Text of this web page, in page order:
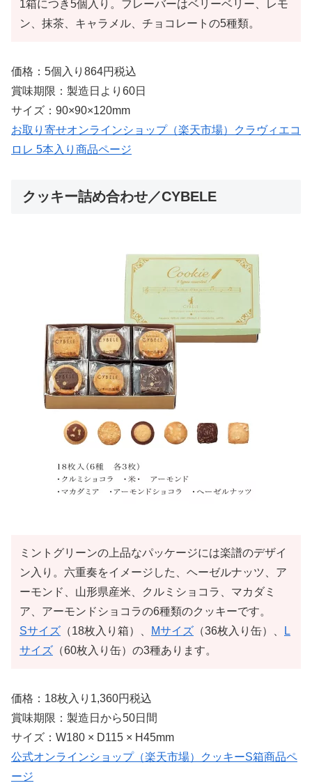
1箱につき5個入り。フレーバーはベリーベリー、レモ
ン、抹茶、キャラメル、チョコレートの5種類。
価格：5個入り864円税込
賞味期限：製造日より60日
サイズ：90×90×120mm
お取り寄せオンラインショップ（楽天市場）クラヴィエコ
ロレ 5本入り商品ページ
クッキー詰め合わせ／CYBELE
ミントグリーンの上品なパッケージには楽譜のデザイ
ン入り。六重奏をイメージした、ヘーゼルナッツ、ア
ーモンド、山形県産米、クルミショコラ、マカダミ
ア、アーモンドショコラの6種類のクッキーです。
Sサイズ （18枚入り箱）、 Mサイズ （36枚入り缶）、
L
サイズ （60枚入り缶）の3種あります。
価格：18枚入り1,360円税込
賞味期限：製造日から50日間
サイズ：W180 × D115 × H45mm
公式オンラインショップ（楽天市場）クッキーS箱商品ペ
ージ